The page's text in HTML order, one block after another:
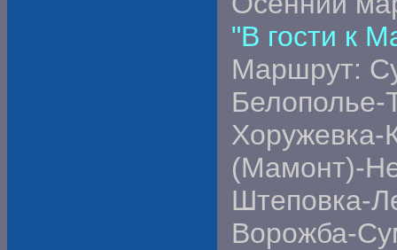
"В гости к
Маршрут:
Белополье-
Хоружевка-
(Мамонт)-
Штеповка-
Ворожба-